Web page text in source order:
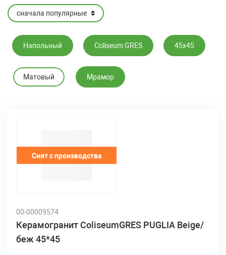
Напольный Coliseum GRES 45х45
Матовый Мрамор
Снят с производства
00-00009574
Керамогранит ColiseumGRES PUGLIA Beige/
беж 45*45